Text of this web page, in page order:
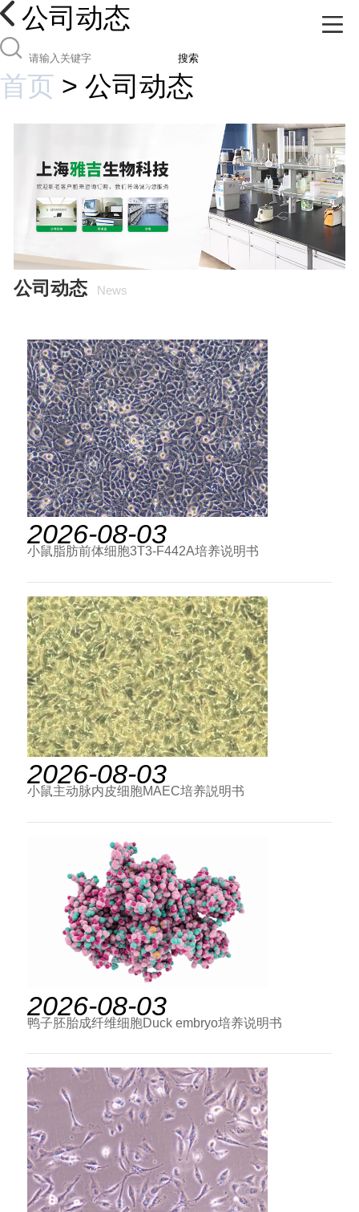
公司动态
搜索
首页 > 公司动态
公司动态 News
2026-08-03
小鼠脂肪前体细胞3T3-F442A培养说明书
2026-08-03
小鼠主动脉内皮细胞MAEC培养説明书
2026-08-03
鸭子胚胎成纤维细胞Duck embryo培养说明书